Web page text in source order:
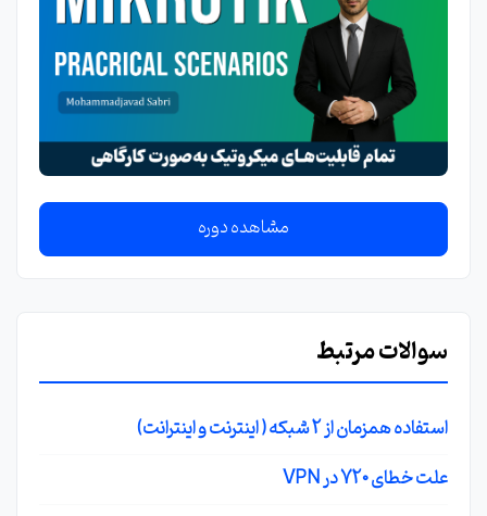
مشاهده دوره
سوالات مرتبط
استفاده همزمان از 2 شبکه ( اینترنت و اینترانت)
علت خطای 720 در VPN